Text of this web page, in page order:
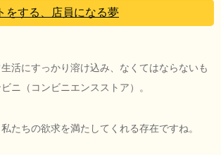
をする、店員になる夢
活にすっかり溶け込み、なくてはならないも
ニ（コンビニエンスストア）。
たちの欲求を満たしてくれる存在ですね。